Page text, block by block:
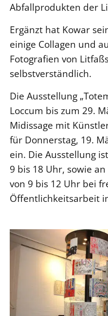
Abfallprodukten der
Ergänzt hat Kowar
einige Collagen und
Fotografien von
selbstverständlich.
Die Ausstellung
Loccum bis zum 29.
Midissage mit
für Donnerstag, 19.
ein. Die Ausstellung
9 bis 18 Uhr, sowie
von 9 bis 12 Uhr bei
Öffentlichkeitsarbeit